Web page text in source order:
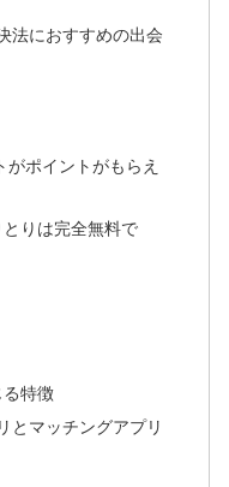
法におすすめの出会
ポイントがもらえ
りは完全無料で
特徴
とマッチングアプリ